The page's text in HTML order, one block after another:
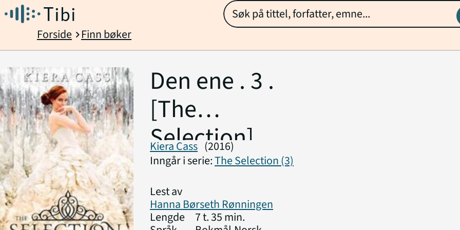
Forside chevron_rightFinn bøker
Den ene . 3 .
[The
Selection]
Kiera Cass (2016)
Inngår i serie:The Selection (3)
Lest av
Hanna Børseth Rønningen
Lengde 7 t. 35 min.